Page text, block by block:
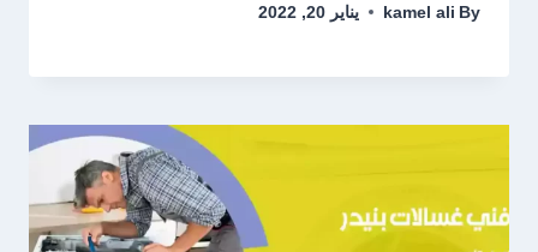
By
kamel ali يناير 20, 2022